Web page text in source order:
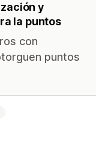
y
la puntos
con
puntos